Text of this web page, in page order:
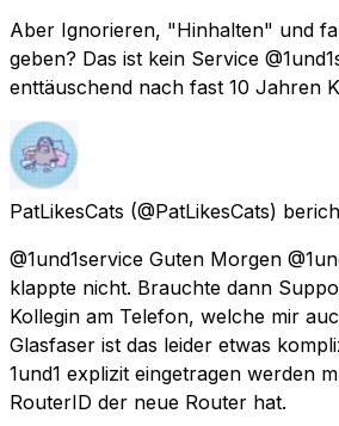
Aber Ignorieren, "Hinhalten" und
geben? Das ist kein Service
enttäuschend nach fast 10 Jahren
PatLikesCats (@PatLikesCats)
@1und1service Guten Morgen
klappte nicht. Brauchte dann
Kollegin am Telefon, welche mir
Glasfaser ist das leider etwas
1und1 explizit eingetragen werden
RouterID der neue Router hat.